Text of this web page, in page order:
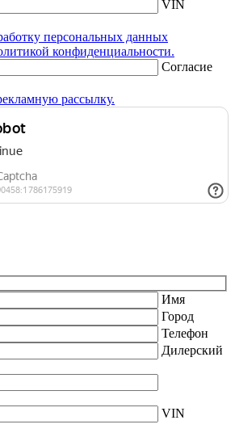
VIN
персональных данных
конфиденциальности.
Согласие
рассылку.
Имя
Город
Телефон
Дилерский
VIN